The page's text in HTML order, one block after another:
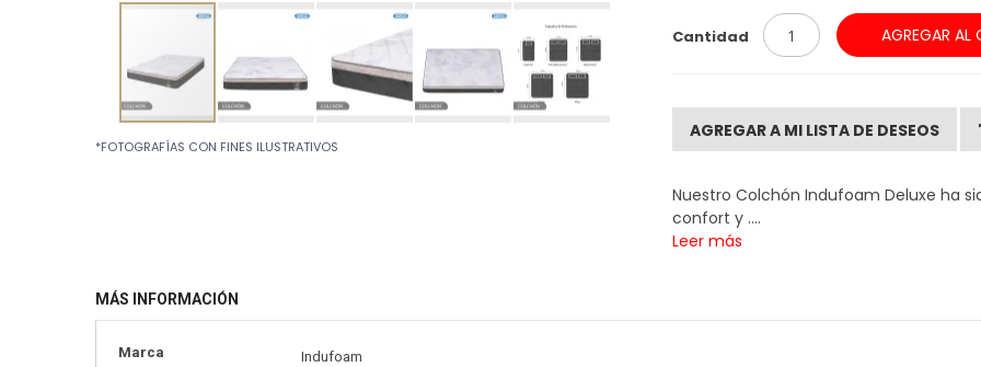
Cantidad AGREGAR AL
AGREGAR A MI LISTA DE DESEOS
Nuestro Colchón Indufoam Deluxe ha
confort y ....
Leer más
to
*FOTOGRAFÍAS CON FINES ILUSTRATIVOS
MÁS INFORMACIÓN
Más
Marca
Indufoam